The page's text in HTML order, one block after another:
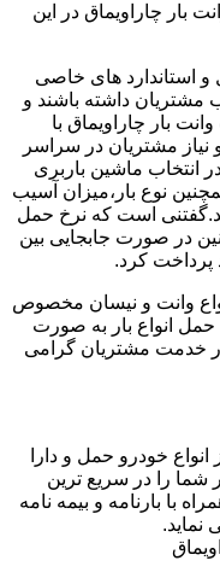
بار چاراویماق در این
استاندارد های خاصی
مشتریان داشته باشند و
بار چاراویماق با
مشتریان در سراسر
انتخاب ماشین باربری
نوع بار،میزان آسیب
است که نرخ حمل
در صورت جابجایی بین
پرداخت کرد.
وانت و نیسان مخصوص
انواع بار به صورت
خدمت مشتریان گرامی
انواع خودرو حمل و دارا
شما را در سریع ترین
با بارنامه و بیمه نامه
نماید.